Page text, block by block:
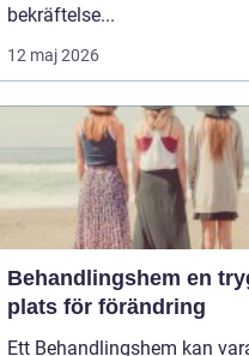
bekräftelse...
12 maj 2026
Behandlingshem en trygg
plats för förändring
Ett Behandlingshem kan